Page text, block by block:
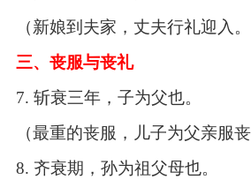
（新娘到夫家，丈夫行礼迎入。
三、丧服与丧礼
7. 斩衰三年，子为父也。
（最重的丧服，儿子为父亲服丧
8. 齐衰期，孙为祖父母也。